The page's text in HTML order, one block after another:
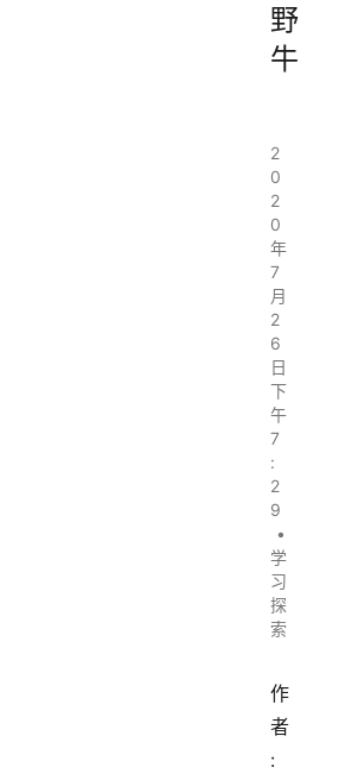
野
牛
2
0
2
0
年
7
月
2
6
日
下
午
7
:
2
9
•
学
习
探
索
作
者
: